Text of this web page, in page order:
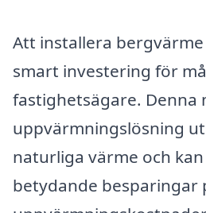
Att installera
smart investering för
fastighetsägare. Denna
uppvärmningslösning
naturliga värme och
betydande besparingar